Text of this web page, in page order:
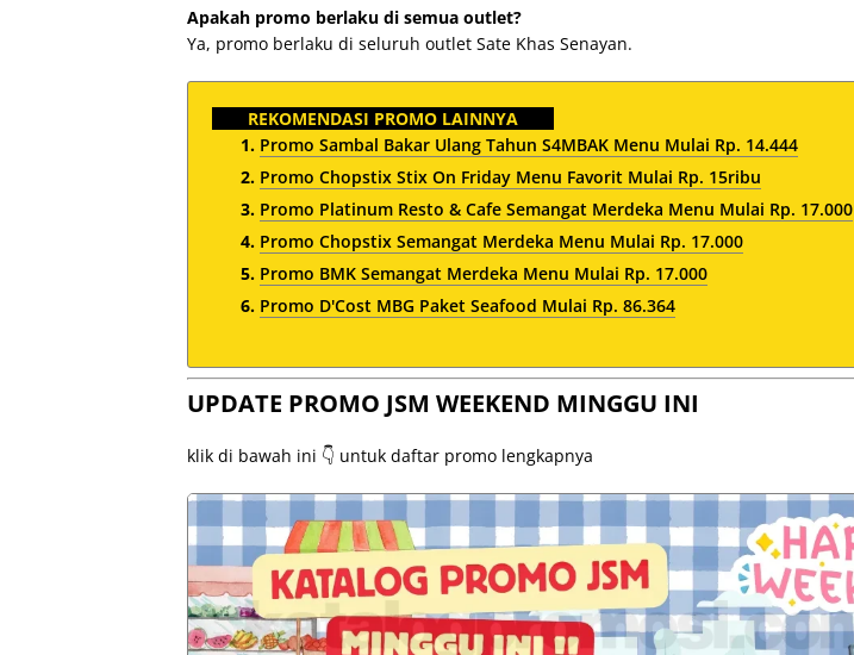
Apakah promo berlaku di semua outlet?
Ya, promo berlaku di seluruh outlet Sate Khas Senayan.
REKOMENDASI PROMO LAINNYA
Promo Sambal Bakar Ulang Tahun S4MBAK Menu Mulai Rp. 14.444
Promo Chopstix Stix On Friday Menu Favorit Mulai Rp. 15ribu
Promo Platinum Resto & Cafe Semangat Merdeka Menu Mulai Rp. 17.000
Promo Chopstix Semangat Merdeka Menu Mulai Rp. 17.000
Promo BMK Semangat Merdeka Menu Mulai Rp. 17.000
Promo D'Cost MBG Paket Seafood Mulai Rp. 86.364
UPDATE PROMO JSM WEEKEND MINGGU INI
klik di bawah ini 👇 untuk daftar promo lengkapnya